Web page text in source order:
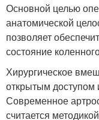
Основной целью
анатомической
позволяет
состояние
Хирургическое
открытым доступом
Современное
считается